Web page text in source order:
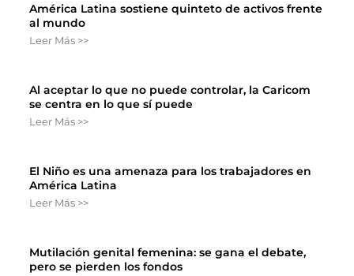
América Latina sostiene quinteto de activos frente
al mundo
Leer Más >>
Al aceptar lo que no puede controlar, la Caricom
se centra en lo que sí puede
Leer Más >>
El Niño es una amenaza para los trabajadores en
América Latina
Leer Más >>
Mutilación genital femenina: se gana el debate,
pero se pierden los fondos